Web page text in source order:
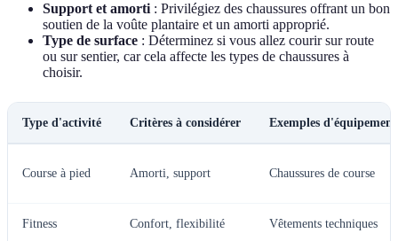
Support et amorti : Privilégiez des chaussures offrant un bon
soutien de la voûte plantaire et un amorti approprié.
Type de surface : Déterminez si vous allez courir sur route
ou sur sentier, car cela affecte les types de chaussures à
choisir.
Type d'activité Critères à considérer Exemples d'équipement
Course à pied Amorti, support Chaussures de course
Fitness Confort, flexibilité Vêtements techniques